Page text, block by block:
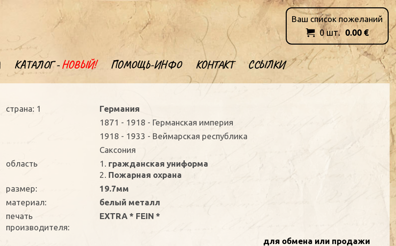
КАТАЛОГ -НОВЫЙ! ПОМОЩЬ-ИНФО КОНТАКТ ССЫЛКИ
Ваш список пожеланий
 0шт. 0.00 €
страна: 1
Германия
1871 - 1918 - Германская империя
1918 - 1933 - Веймарская республика
Саксония
oбласть
1. гражданская униформа
2. Пожарная охрана
размер:
19.7мм
материал:
белый металл
печать
производителя:
EXTRA * FEIN *
для обмена или продажи